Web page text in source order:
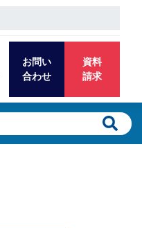
お問い
合わせ
資料
請求